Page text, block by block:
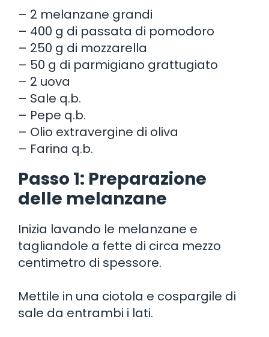
– 2 melanzane grandi
– 400 g di passata di pomodoro
– 250 g di mozzarella
– 50 g di parmigiano grattugiato
– 2 uova
– Sale q.b.
– Pepe q.b.
– Olio extravergine di oliva
– Farina q.b.
Passo 1: Preparazione
delle melanzane
Inizia lavando le melanzane e
tagliandole a fette di circa mezzo
centimetro di spessore.
Mettile in una ciotola e cospargile di
sale da entrambi i lati.